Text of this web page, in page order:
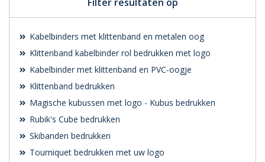
Filter resultaten op
Kabelbinders met klittenband en metalen oog
Klittenband kabelbinder rol bedrukken met logo
Kabelbinder met klittenband en PVC-oogje
Klittenband bedrukken
Magische kubussen met logo - Kubus bedrukken
Rubik's Cube bedrukken
Skibanden bedrukken
Tourniquet bedrukken met uw logo